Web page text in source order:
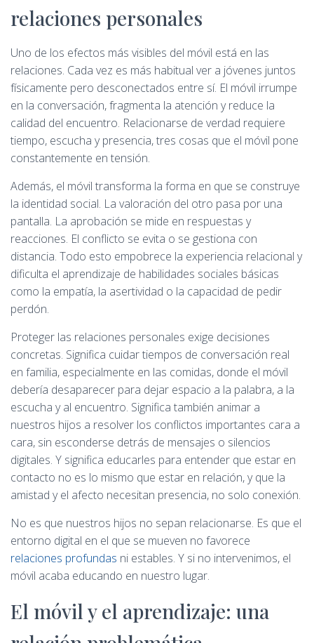
relaciones personales
Uno de los efectos más visibles del móvil está en las
relaciones. Cada vez es más habitual ver a jóvenes juntos
físicamente pero desconectados entre sí. El móvil irrumpe
en la conversación, fragmenta la atención y reduce la
calidad del encuentro. Relacionarse de verdad requiere
tiempo, escucha y presencia, tres cosas que el móvil pone
constantemente en tensión.
Además, el móvil transforma la forma en que se construye
la identidad social. La valoración del otro pasa por una
pantalla. La aprobación se mide en respuestas y
reacciones. El conflicto se evita o se gestiona con
distancia. Todo esto empobrece la experiencia relacional y
dificulta el aprendizaje de habilidades sociales básicas
como la empatía, la asertividad o la capacidad de pedir
perdón.
Proteger las relaciones personales exige decisiones
concretas. Significa cuidar tiempos de conversación real
en familia, especialmente en las comidas, donde el móvil
debería desaparecer para dejar espacio a la palabra, a la
escucha y al encuentro. Significa también animar a
nuestros hijos a resolver los conflictos importantes cara a
cara, sin esconderse detrás de mensajes o silencios
digitales. Y significa educarles para entender que estar en
contacto no es lo mismo que estar en relación, y que la
amistad y el afecto necesitan presencia, no solo conexión.
No es que nuestros hijos no sepan relacionarse. Es que el
entorno digital en el que se mueven no favorece
relaciones profundas ni estables. Y si no intervenimos, el
móvil acaba educando en nuestro lugar.
El móvil y el aprendizaje: una